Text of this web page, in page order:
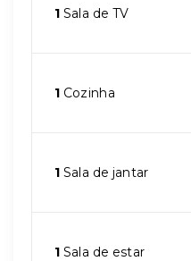
1 Sala de TV
1 Cozinha
1 Sala de jantar
1 Sala de estar